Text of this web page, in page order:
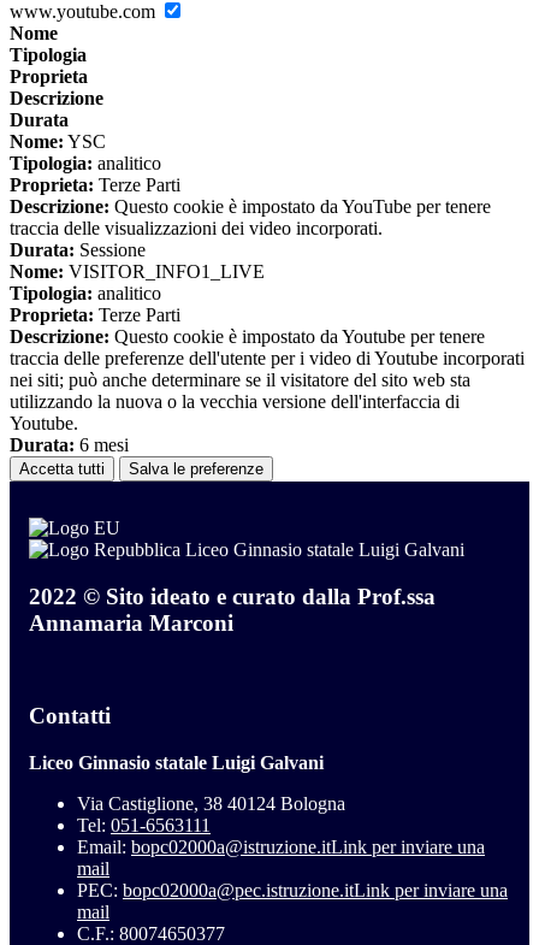
www.youtube.com
Nome
Tipologia
Proprieta
Descrizione
Durata
Nome: YSC
Tipologia: analitico
Proprieta: Terze Parti
Descrizione: Questo cookie è impostato da YouTube per tenere
traccia delle visualizzazioni dei video incorporati.
Durata: Sessione
Nome: VISITOR_INFO1_LIVE
Tipologia: analitico
Proprieta: Terze Parti
Descrizione: Questo cookie è impostato da Youtube per tenere
traccia delle preferenze dell'utente per i video di Youtube incorporati
nei siti; può anche determinare se il visitatore del sito web sta
utilizzando la nuova o la vecchia versione dell'interfaccia di
Youtube.
Durata: 6 mesi
Accetta tutti Salva le preferenze
Liceo Ginnasio statale Luigi Galvani
2022 © Sito ideato e curato dalla Prof.ssa
Annamaria Marconi
Contatti
Liceo Ginnasio statale Luigi Galvani
Via Castiglione, 38 40124 Bologna
Tel: 051-6563111
Email: bopc02000a@istruzione.itLink per inviare una
mail
PEC: bopc02000a@pec.istruzione.itLink per inviare una
mail
C.F.: 80074650377